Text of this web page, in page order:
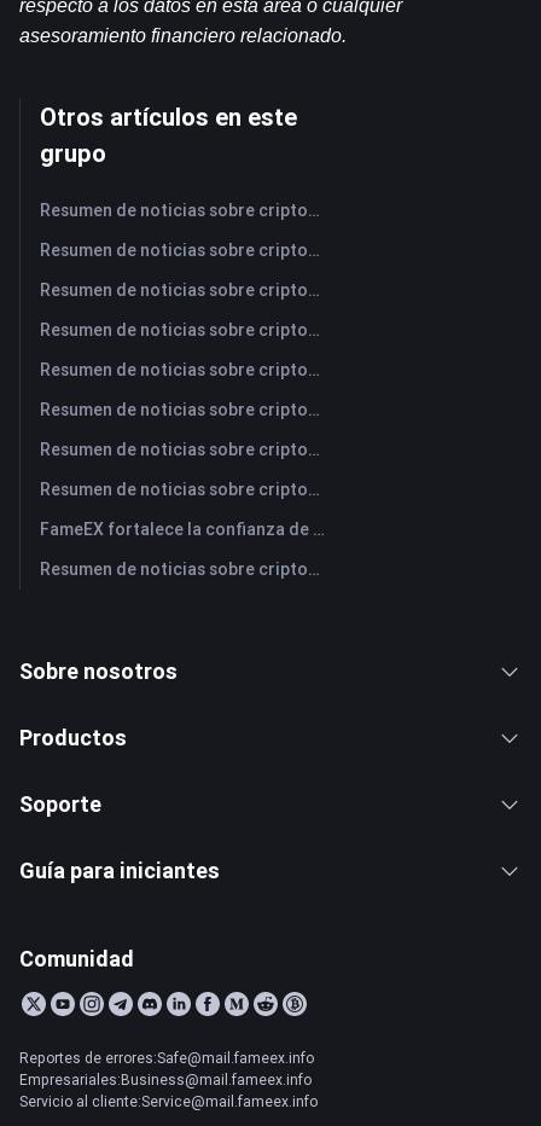
respecto a los datos en esta área o cualquier
asesoramiento financiero relacionado.
Otros artículos en este
grupo
Resumen de noticias sobre criptomonedas de FameEX de hoy | 7 de agosto de 2026
Resumen de noticias sobre criptomonedas de FameEX de hoy | 6 de agosto de 2026
Resumen de noticias sobre criptomonedas de FameEX de hoy | 5 de agosto de 2026
Resumen de noticias sobre criptomonedas de FameEX de hoy | 4 de agosto de 2026
Resumen de noticias sobre criptomonedas de FameEX de hoy | 3 de agosto de 2026
Resumen de noticias sobre criptomonedas de FameEX de hoy | 31 de julio de 2026
Resumen de noticias sobre criptomonedas de FameEX de hoy | 30 de julio de 2026
Resumen de noticias sobre criptomonedas de FameEX de hoy | 29 de julio de 2026
FameEX fortalece la confianza de los usuarios a través de ocho años de operaciones estables y crecimiento global
Resumen de noticias sobre criptomonedas de FameEX de hoy | 28 de julio de 2026
Sobre nosotros
Productos
Soporte
Guía para iniciantes
Comunidad
Reportes de errores:Safe@mail.fameex.info
Empresariales:Business@mail.fameex.info
Servicio al cliente:Service@mail.fameex.info